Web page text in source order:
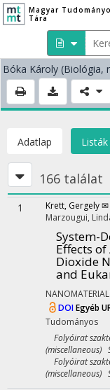
Magyar
Tára
Bóka Károly (Biológia,
Adatlap Listák
166 találat
1 Krett, Gergely ✉
Marzougui,
System-
Effects
Dioxide
and
DOIEgyéb
Tudományos
Folyóirat
(miscellaneous)
Folyóirat
(miscellaneous)